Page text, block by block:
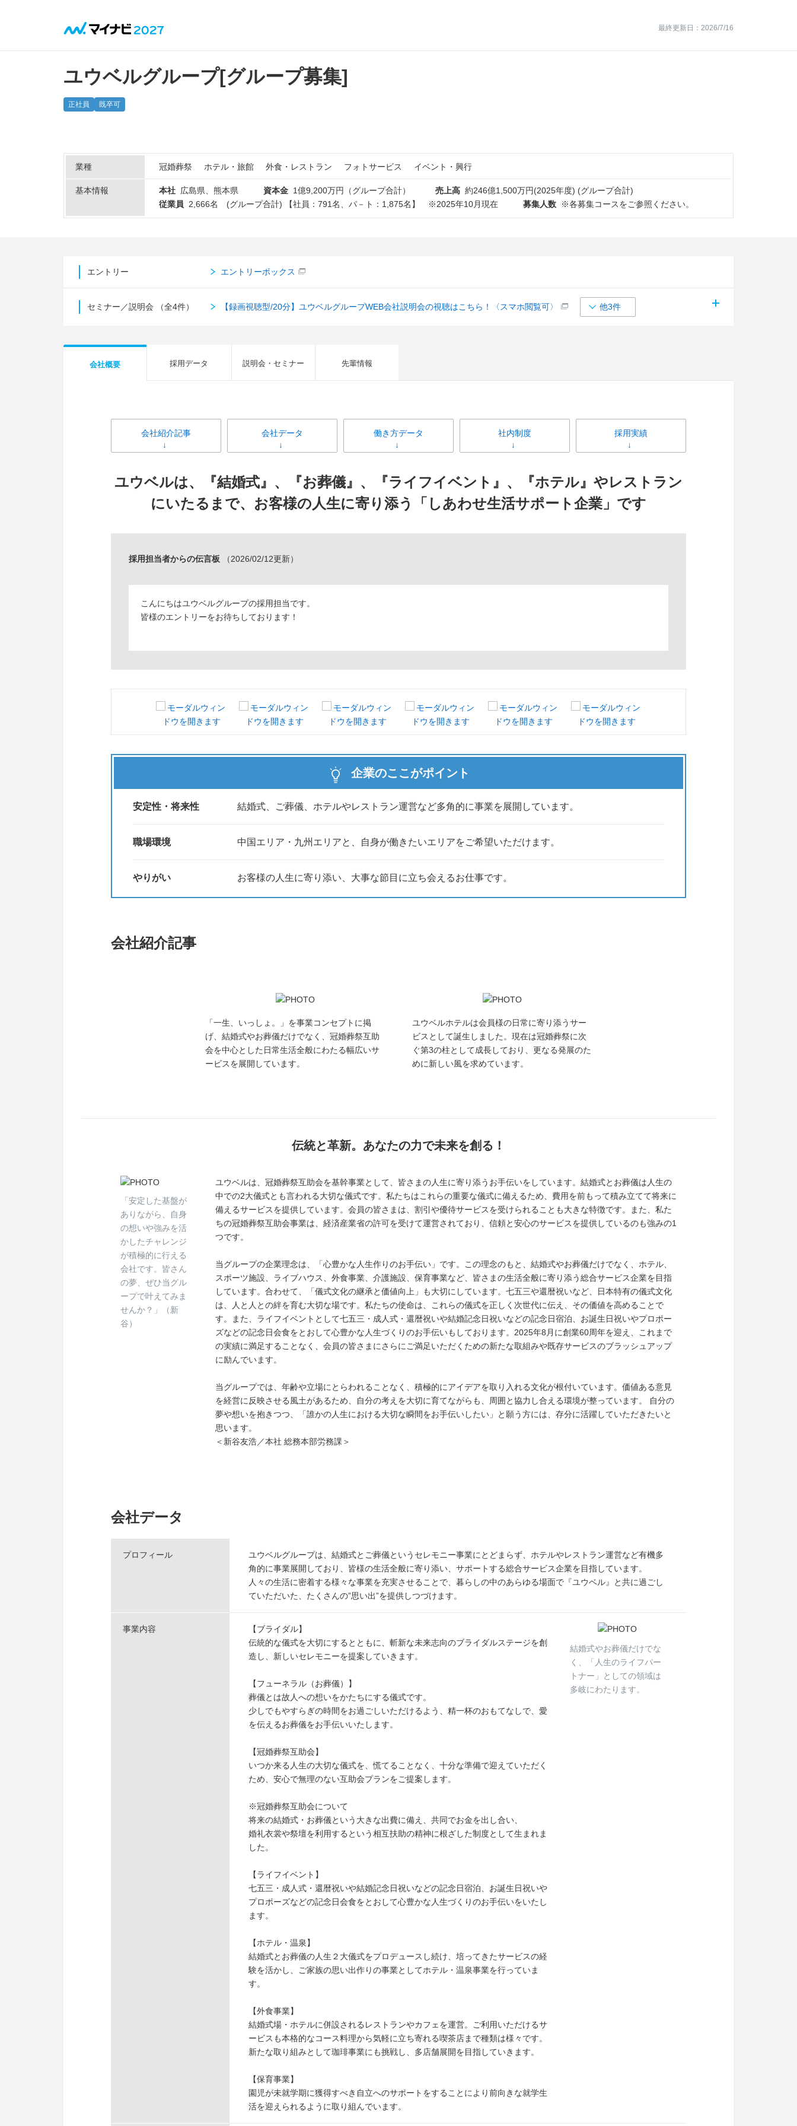
最終更新日：2026/7/16
ユウベルグループ[グループ募集]
正社員 既卒可
業種 冠婚葬祭 ホテル・旅館 外食・レストラン フォトサービス イベント・興行
基本情報 本社 広島県、熊本県 資本金 1億9,200万円（グループ合計） 売上高 約246億1,500万円(2025年度) (グループ合計)
従業員
2,666名 (グループ合計) 【社員：791名、パ－ト：1,875名】 ※2025年10月現在 募集人数 ※各募集コースをご参照ください。
エントリー エントリーボックス
セミナー／説明会 （全4件） 【録画視聴型/20分】ユウベルグループWEB会社説明会の視聴はこちら！〈スマホ閲覧可〉 他3件
会社概要 採用データ 説明会・セミナー 先輩情報
会社紹介記事 会社データ 働き方データ 社内制度 採用実績
ユウベルは、『結婚式』、『お葬儀』、『ライフイベント』、『ホテル』やレストラン
にいたるまで、お客様の人生に寄り添う「しあわせ生活サポート企業」です
採用担当者からの伝言板 （2026/02/12更新）
こんにちはユウベルグループの採用担当です。
皆様のエントリーをお待ちしております！
企業のここがポイント
安定性・将来性 結婚式、ご葬儀、ホテルやレストラン運営など多角的に事業を展開しています。
職場環境 中国エリア・九州エリアと、自身が働きたいエリアをご希望いただけます。
やりがい お客様の人生に寄り添い、大事な節目に立ち会えるお仕事です。
会社紹介記事
「一生、いっしょ。」を事業コンセプトに掲
げ、結婚式やお葬儀だけでなく、冠婚葬祭互助
会を中心とした日常生活全般にわたる幅広いサ
ービスを展開しています。
ユウベルホテルは会員様の日常に寄り添うサー
ビスとして誕生しました。現在は冠婚葬祭に次
ぐ第3の柱として成長しており、更なる発展のた
めに新しい風を求めています。
伝統と革新。あなたの力で未来を創る！
「安定した基盤が
ありながら、自身
の想いや強みを活
かしたチャレンジ
が積極的に行える
会社です。皆さん
の夢、ぜひ当グル
ープで叶えてみま
せんか？」（新
谷）
ユウベルは、冠婚葬祭互助会を基幹事業として、皆さまの人生に寄り添うお手伝いをしています。結婚式とお葬儀は人生の
中での2大儀式とも言われる大切な儀式です。私たちはこれらの重要な儀式に備えるため、費用を前もって積み立てて将来に
備えるサービスを提供しています。会員の皆さまは、割引や優待サービスを受けられることも大きな特徴です。また、私た
ちの冠婚葬祭互助会事業は、経済産業省の許可を受けて運営されており、信頼と安心のサービスを提供しているのも強みの1
つです。
当グループの企業理念は、「心豊かな人生作りのお手伝い」です。この理念のもと、結婚式やお葬儀だけでなく、ホテル、
スポーツ施設、ライブハウス、外食事業、介護施設、保育事業など、皆さまの生活全般に寄り添う総合サービス企業を目指
しています。合わせて、「儀式文化の継承と価値向上」も大切にしています。七五三や還暦祝いなど、日本特有の儀式文化
は、人と人との絆を育む大切な場です。私たちの使命は、これらの儀式を正しく次世代に伝え、その価値を高めることで
す。また、ライフイベントとして七五三・成人式・還暦祝いや結婚記念日祝いなどの記念日宿泊、お誕生日祝いやプロポー
ズなどの記念日会食をとおして心豊かな人生づくりのお手伝いもしております。2025年8月に創業60周年を迎え、これまで
の実績に満足することなく、会員の皆さまにさらにご満足いただくための新たな取組みや既存サービスのブラッシュアップ
に励んでいます。
当グループでは、年齢や立場にとらわれることなく、積極的にアイデアを取り入れる文化が根付いています。価値ある意見
を経営に反映させる風土があるため、自分の考えを大切に育てながらも、周囲と協力し合える環境が整っています。 自分の
夢や想いを抱きつつ、「誰かの人生における大切な瞬間をお手伝いしたい」と願う方には、存分に活躍していただきたいと
思います。
＜新谷友浩／本社 総務本部労務課＞
会社データ
プロフィール
ユウベルグループは、結婚式とご葬儀というセレモニー事業にとどまらず、ホテルやレストラン運営など有機多
角的に事業展開しており、皆様の生活全般に寄り添い、サポートする総合サービス企業を目指しています。
人々の生活に密着する様々な事業を充実させることで、暮らしの中のあらゆる場面で『ユウベル』と共に過ごし
ていただいた、たくさんの”思い出”を提供しつづけます。
事業内容
【ブライダル】
伝統的な儀式を大切にするとともに、斬新な未来志向のブライダルステージを創
造し、新しいセレモニーを提案していきます。
【フューネラル（お葬儀）】
葬儀とは故人への想いをかたちにする儀式です。
少しでもやすらぎの時間をお過ごしいただけるよう、精一杯のおもてなしで、愛
を伝えるお葬儀をお手伝いいたします。
【冠婚葬祭互助会】
いつか来る人生の大切な儀式を、慌てることなく、十分な準備で迎えていただく
ため、安心で無理のない互助会プランをご提案します。
※冠婚葬祭互助会について
将来の結婚式・お葬儀という大きな出費に備え、共同でお金を出し合い、
婚礼衣裳や祭壇を利用するという相互扶助の精神に根ざした制度として生まれま
した。
【ライフイベント】
七五三・成人式・還暦祝いや結婚記念日祝いなどの記念日宿泊、お誕生日祝いや
プロポーズなどの記念日会食をとおして心豊かな人生づくりのお手伝いをいたし
ます。
【ホテル・温泉】
結婚式とお葬儀の人生２大儀式をプロデュースし続け、培ってきたサービスの経
験を活かし、ご家族の思い出作りの事業としてホテル・温泉事業を行っていま
す。
【外食事業】
結婚式場・ホテルに併設されるレストランやカフェを運営。ご利用いただけるサ
ービスも本格的なコース料理から気軽に立ち寄れる喫茶店まで種類は様々です。
新たな取り組みとして珈琲事業にも挑戦し、多店舗展開を目指していきます。
【保育事業】
園児が未就学期に獲得すべき自立へのサポートをすることにより前向きな就学生
活を迎えられるように取り組んでいます。
結婚式やお葬儀だけでな
く、「人生のライフパー
トナー」としての領域は
多岐にわたります。